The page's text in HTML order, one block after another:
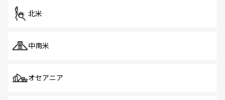
北米
中南米
オセアニア